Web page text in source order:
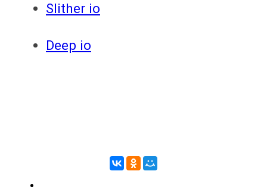
Slither io
Deep io